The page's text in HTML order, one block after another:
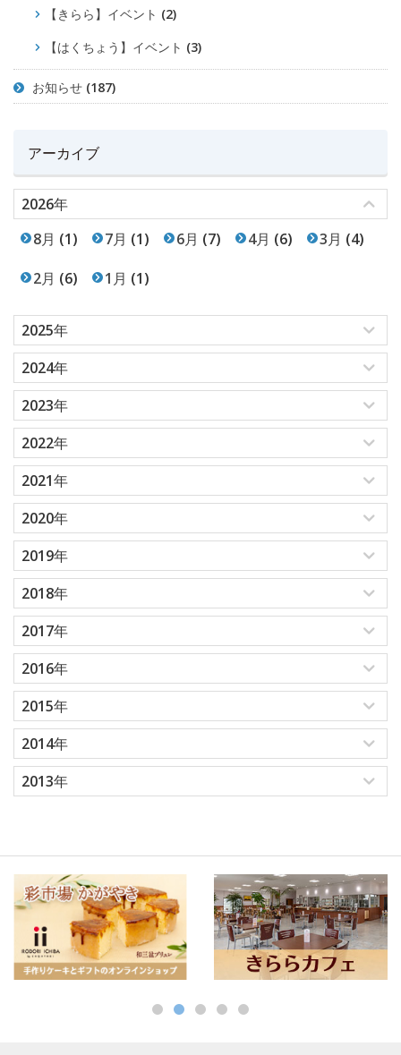
【きらら】イベント (2)
【はくちょう】イベント (3)
お知らせ (187)
アーカイブ
2026年
8月 (1) 7月 (1) 6月 (7) 4月 (6) 3月 (4)
2月 (6) 1月 (1)
2025年
2024年
2023年
2022年
2021年
2020年
2019年
2018年
2017年
2016年
2015年
2014年
2013年